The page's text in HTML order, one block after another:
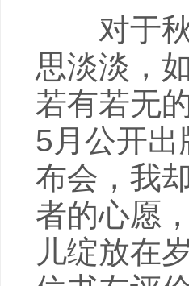
对于秋
思淡淡，
若有若无
5月公开
布会，我
者的心愿
儿绽放在